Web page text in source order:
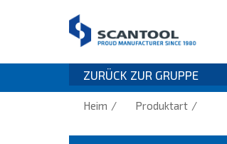
ZURÜCK ZUR GRUPPE
Heim / Produktart /